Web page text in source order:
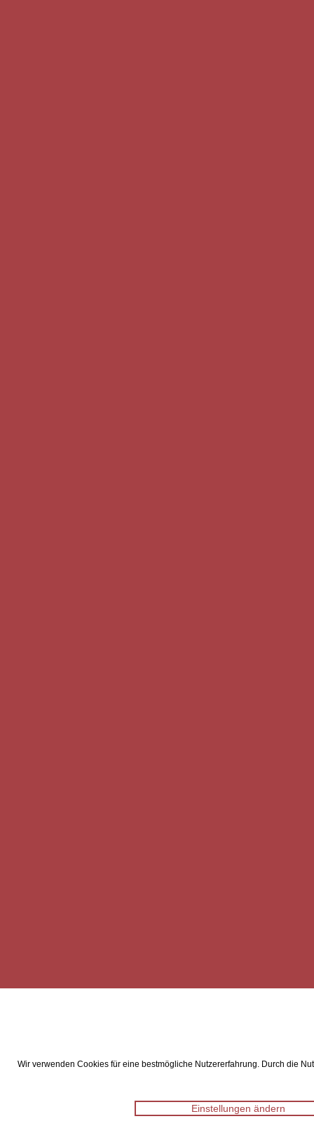
Wir verwenden Cookies für eine bestmögliche Nutzererfahrung. Durch die
Einstellungen ändern